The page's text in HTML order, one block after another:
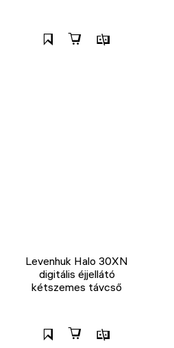
Levenhuk Halo 30XN
digitális éjjellátó
kétszemes távcső